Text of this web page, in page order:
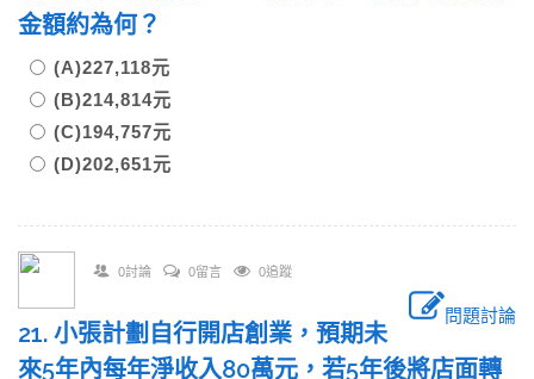
金額約為何？
(A)227,118元
(B)214,814元
(C)194,757元
(D)202,651元
0討論 0留言 0追蹤
問題討論
21. 小張計劃自行開店創業，預期未
來5年內每年淨收入80萬元，若5年後將店面轉